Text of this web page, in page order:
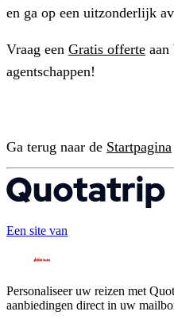
en ga op een uitzonderlijk
Vraag een Gratis offerte
agentschappen!
Ga terug naar de Startpagina
Een site van
Personaliseer uw reizen met
aanbiedingen direct in uw